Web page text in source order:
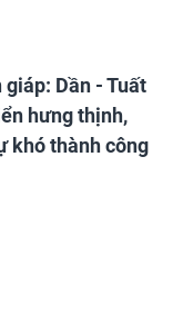
Dần - Tuất
hưng thịnh,
khó thành công